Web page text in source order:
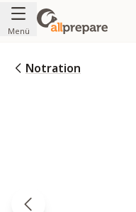
Zum Inhalt springen
Menü
Notration